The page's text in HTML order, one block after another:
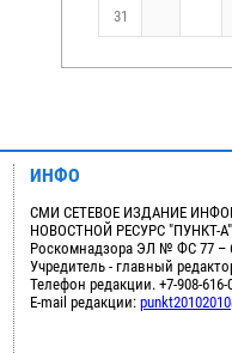
31
ИНФО
СМИ СЕТЕВОЕ ИЗДАНИЕ
НОВОСТНОЙ РЕСУРС "ПУНКТ-А"
Роскомнадзора ЭЛ № ФС 77 –
Учредитель - главный
Телефон редакции. +7-908-616-
E-mail редакции: